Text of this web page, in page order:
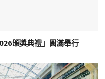
頒獎典禮」圓滿舉行